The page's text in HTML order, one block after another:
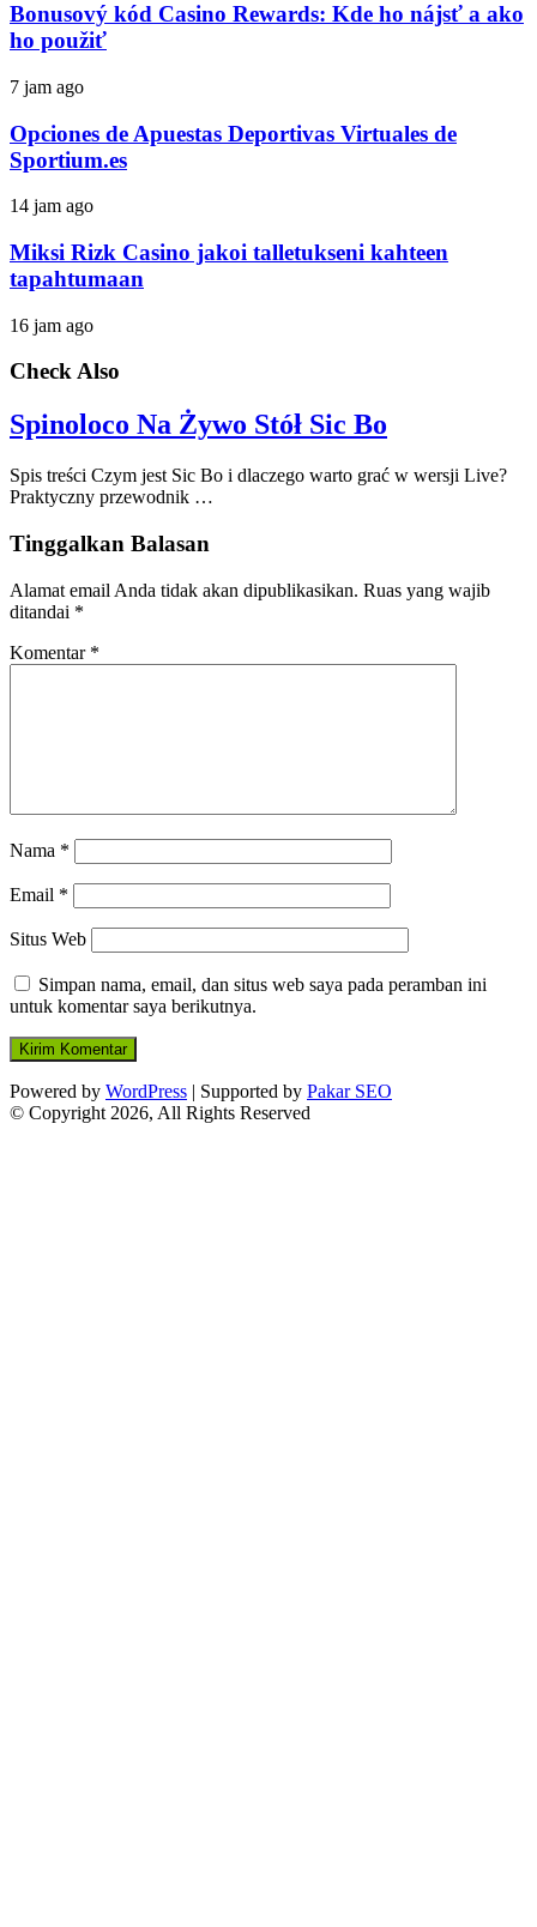
Bonusový kód Casino Rewards: Kde ho nájsť a ako
ho použiť
7 jam ago
Opciones de Apuestas Deportivas Virtuales de
Sportium.es
14 jam ago
Miksi Rizk Casino jakoi talletukseni kahteen
tapahtumaan
16 jam ago
Check Also
Spinoloco Na Żywo Stół Sic Bo
Spis treści Czym jest Sic Bo i dlaczego warto grać w wersji Live?
Praktyczny przewodnik …
Tinggalkan Balasan
Alamat email Anda tidak akan dipublikasikan. Ruas yang wajib
ditandai *
Komentar *
Nama *
Email *
Situs Web
Simpan nama, email, dan situs web saya pada peramban ini
untuk komentar saya berikutnya.
Powered by WordPress | Supported by Pakar SEO
© Copyright 2026, All Rights Reserved